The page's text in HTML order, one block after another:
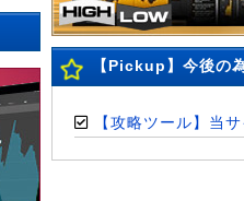
【Pickup】今後の
【攻略ツール】当